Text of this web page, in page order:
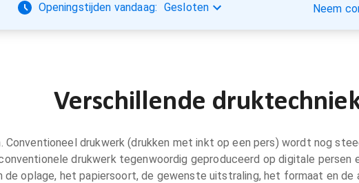
Openingstijden vandaag: Gesloten Neem
Verschillende
Conventioneel drukwerk (drukken met inkt op een pers) wordt nog
drukwerk tegenwoordig geproduceerd op digitale persen
de oplage, het papiersoort, de gewenste uitstraling, het formaat en